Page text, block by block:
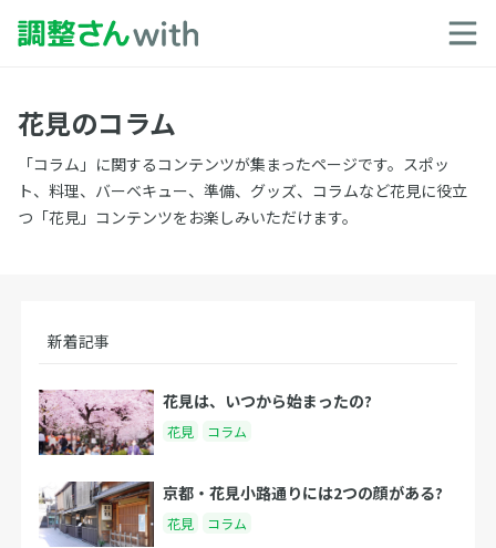
花見のコラム
「コラム」に関するコンテンツが集まったページです。スポッ
ト、料理、バーベキュー、準備、グッズ、コラムなど花見に役立
つ「花見」コンテンツをお楽しみいただけます。
新着記事
花見は、いつから始まったの?
花見 コラム
京都・花見小路通りには2つの顔がある?
花見 コラム